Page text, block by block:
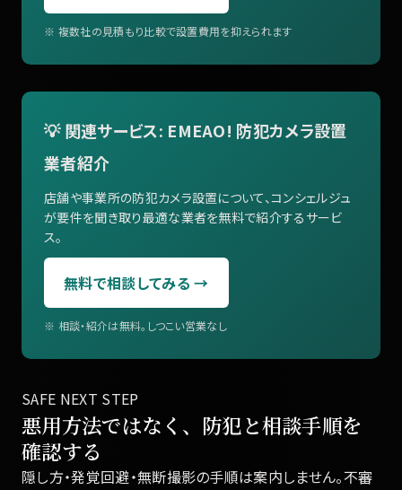
※ 複数社の見積もり比較で設置費用を抑えられます
💡 関連サービス: EMEAO! 防犯カメラ設置
業者紹介
店舗や事業所の防犯カメラ設置について、コンシェルジュ
が要件を聞き取り最適な業者を無料で紹介するサービ
ス。
無料で相談してみる →
※ 相談・紹介は無料。しつこい営業なし
SAFE NEXT STEP
悪用方法ではなく、防犯と相談手順を
確認する
隠し方・発覚回避・無断撮影の手順は案内しません。不審